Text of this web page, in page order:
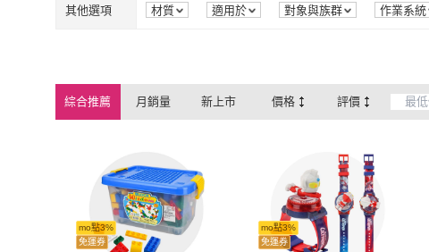
牌卡遊戲 (2) 圖板遊戲 1)
不支援行動支付(1) 無(1)
其他選項 材質 適用於 對象與族群 作業系統
綜合推薦 月銷量 新上市 價格 評價
mo點3%
免運券
mo點3%
免運券